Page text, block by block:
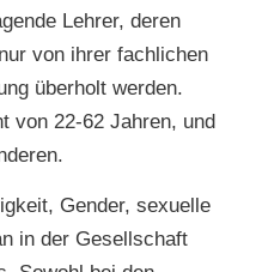
Lehrer, deren
von ihrer fachlichen
überholt werden.
von 22-62 Jahren, und
Gender, sexuelle
in der Gesellschaft